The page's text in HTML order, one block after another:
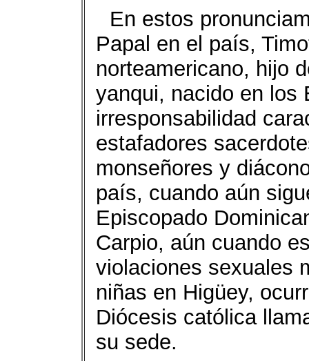
En estos
Papal en el país,
norteamericano, hijo
yanqui, nacido en los
irresponsabilidad
estafadores
monseñores y
país, cuando aún
Episcopado
Carpio, aún cuando
violaciones sexuales
niñas en Higüey,
Diócesis católica
su sede.